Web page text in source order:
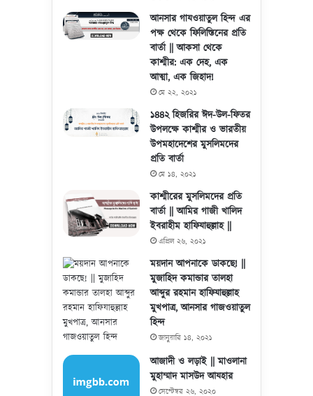
আনসার গাযওয়াতুল হিন্দ এর
পক্ষ থেকে ফিলিস্তিনের প্রতি
বার্তা || আকসা থেকে
কাশ্মীর: এক দেহ, এক
আত্মা, এক জিহাদ!
মে ২২, ২০২১
১৪৪২ হিজরির ঈদ-উল-ফিতর
উপলক্ষে কাশ্মীর ও ভারতীয়
উপমহাদেশের মুসলিমদের
প্রতি বার্তা
মে ১৪, ২০২১
কাশ্মীরের মুসলিমদের প্রতি
বার্তা || আমির গাজী খালিদ
ইবরাহীম হাফিযাহুল্লাহ ||
এপ্রিল ২৬, ২০২১
ময়দান আপনাকে ডাকছে! ||
মুজাহিদ কমান্ডার তালহা
আব্দুর রহমান হাফিযাহুল্লাহ
মুখপাত্র, আনসার গাজওয়াতুল
হিন্দ
জানুয়ারি ১৪, ২০২১
আজাদী ও লড়াই || মাওলানা
মুহাম্মাদ মাসউদ আযহার
সেপ্টেম্বর ২৬, ২০২০